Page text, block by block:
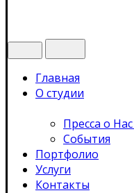
Главная
О студии
Пресса о
События
Портфолио
Услуги
Контакты